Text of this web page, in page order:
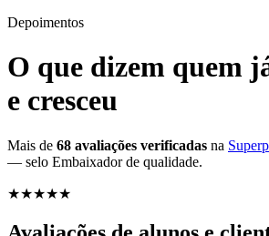
Depoimentos
O que dizem quem
e cresceu
Mais de 68 avaliações verificadas na
— selo Embaixador de qualidade.
★★★★★